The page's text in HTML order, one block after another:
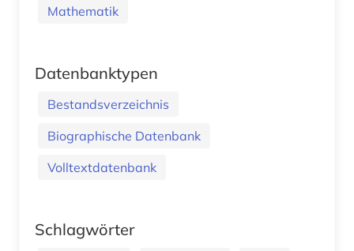
Mathematik
Datenbanktypen
Bestandsverzeichnis
Biographische Datenbank
Volltextdatenbank
Schlagwörter